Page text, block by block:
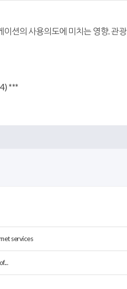
이션의 사용의도에 미치는 영향.관
***
services